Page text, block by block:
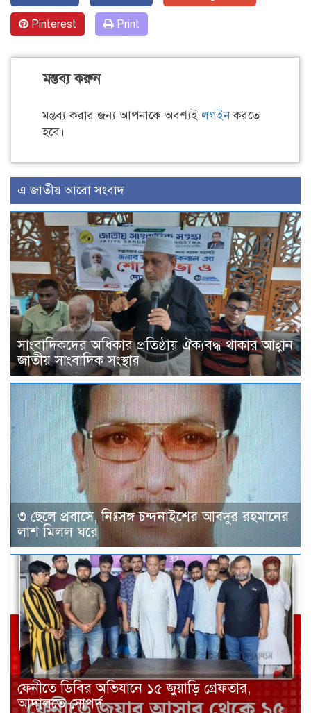
Pinterest Print
মন্তব্য করুন
মন্তব্য করার জন্য আপনাকে অবশ্যইলগইনকরতে
হবে।
এ জাতীয় আরো সংবাদ
সাংবাদিকদের অধিকার প্রতিষ্ঠায় ঐক্যবদ্ধ থাকার আহ্বান
জাতীয় সাংবাদিক সংস্থার
৩ ছেলে প্রবাসে, নিঃসঙ্গ চন্দনাইশের আবদুর রহমানের
লাশ মিলল ঘরে
ফেনীতে ডিবির অভিযানে ১৫ জুয়াড়ি গ্রেফতার,
আদালতে সোপর্দ